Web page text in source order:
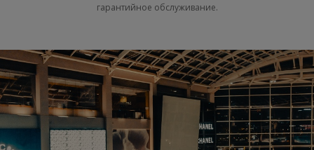
гарантийное обслуживание.